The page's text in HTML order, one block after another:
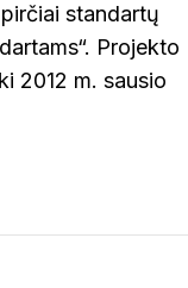
standartų
Projekto
2012 m. sausio